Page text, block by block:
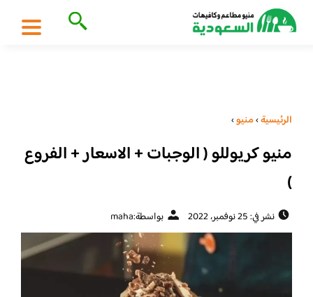
الرئيسية›منيو›
منيو كريوللو ( الوجبات + الاسعار + الفروع
)
نشر في: 25 نوفمبر، 2022 بواسطة:maha